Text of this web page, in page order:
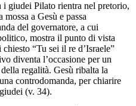
giudei Pilato rientra nel pretorio,
a Gesù e passa
del governatore, a cui
mostra il punto di vista
“Tu sei il re d’Israele”
diventa l’occasione per un
regalità. Gesù ribalta la
controdomanda, per chiarire
(v. 34).